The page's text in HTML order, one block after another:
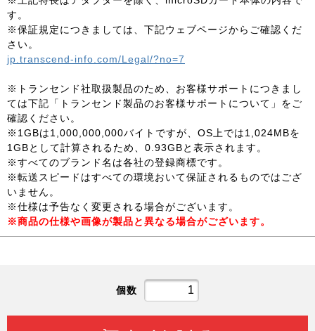
す。
※保証規定につきましては、下記ウェブページからご確認くだ
さい。
jp.transcend-info.com/Legal/?no=7
※トランセンド社取扱製品のため、お客様サポートにつきまし
ては下記「トランセンド製品のお客様サポートについて」をご
確認ください。
※1GBは1,000,000,000バイトですが、OS上では1,024MBを
1GBとして計算されるため、0.93GBと表示されます。
※すべてのブランド名は各社の登録商標です。
※転送スピードはすべての環境おいて保証されるものではござ
いません。
※仕様は予告なく変更される場合がございます。
※商品の仕様や画像が製品と異なる場合がございます。
個数